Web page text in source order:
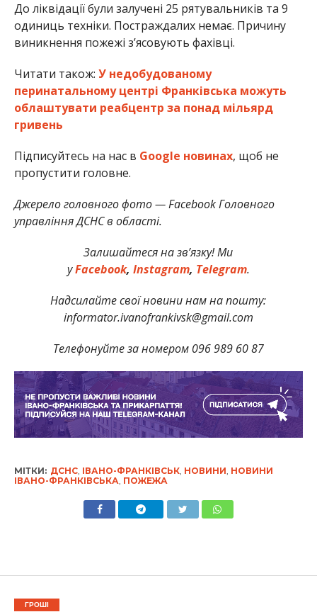
До ліквідації були залучені 25 рятувальників та 9
одиниць техніки. Постраждалих немає. Причину
виникнення пожежі з’ясовують фахівці.
Читати також: У недобудованому
перинатальному центрі Франківська можуть
облаштувати реабцентр за понад мільярд
гривень
Підписуйтесь на нас в Google новинах, щоб не
пропустити головне.
Джерело головного фото — Facebook Головного
управління ДСНС в області.
Залишайтеся на зв’язку! Ми
уFacebook, Instagram, Telegram.
Надсилайте свої новини нам на пошту:
informator.ivanofrankivsk@gmail.com
Телефонуйте за номером 096 989 60 87
МІТКИ: ДСНС, ІВАНО-ФРАНКІВСЬК, НОВИНИ НОВИНИ
ІВАНО-ФРАНКІВСЬКА ПОЖЕЖА
ГРОШІ